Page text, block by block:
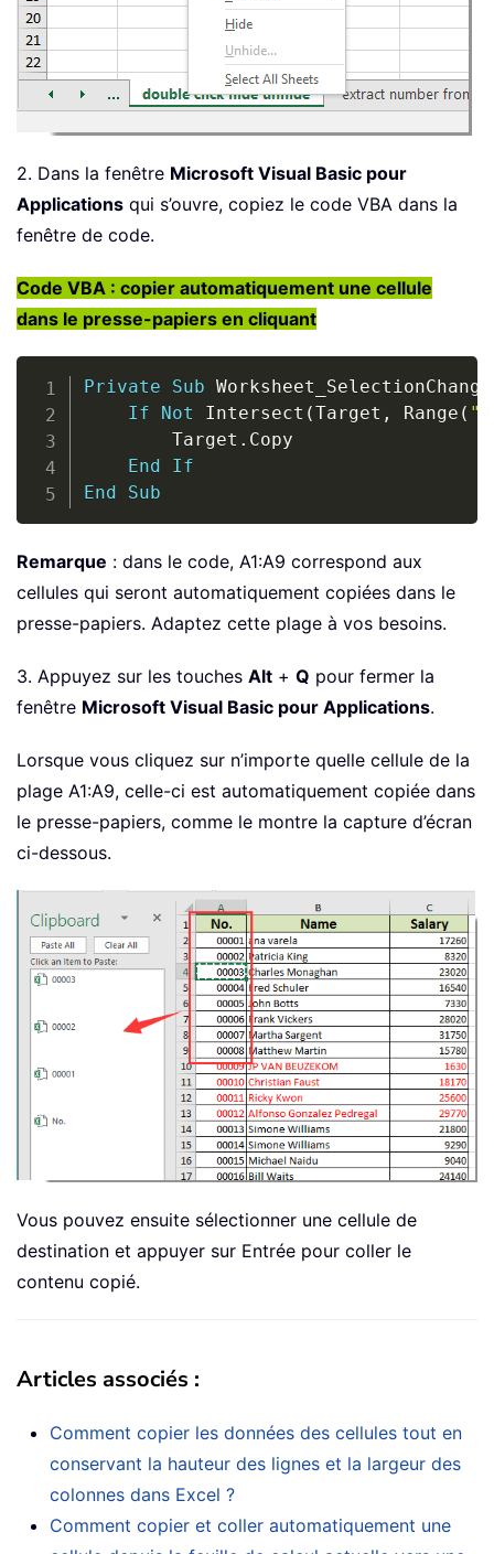
2. Dans la fenêtre Microsoft Visual Basic pour
Applications qui s’ouvre, copiez le code VBA dans la
fenêtre de code.
Code VBA : copier automatiquement une cellule
dans le presse-papiers en cliquant
Private Sub Worksheet_SelectionChange
If
Not Intersect (Target , Range (
        Target
. Copy
End
If
End
Sub
Copy
Remarque : dans le code, A1:A9 correspond aux
cellules qui seront automatiquement copiées dans le
presse-papiers. Adaptez cette plage à vos besoins.
3. Appuyez sur les touches Alt + Q pour fermer la
fenêtre Microsoft Visual Basic pour Applications.
Lorsque vous cliquez sur n’importe quelle cellule de la
plage A1:A9, celle-ci est automatiquement copiée dans
le presse-papiers, comme le montre la capture d’écran
ci-dessous.
Vous pouvez ensuite sélectionner une cellule de
destination et appuyer sur Entrée pour coller le
contenu copié.
Articles associés :
Comment copier les données des cellules tout en
conservant la hauteur des lignes et la largeur des
colonnes dans Excel ?
Comment copier et coller automatiquement une